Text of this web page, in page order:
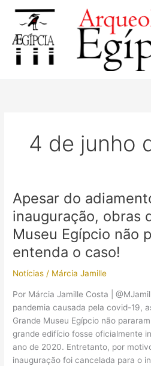
conteúdo
4 de junho
Apesar do
inauguração, obras
Museu Egípcio não
entenda o caso!
Notícias / Márcia Jamille
Por Márcia Jamille Costa |
pandemia causada pela covid-19,
Grande Museu Egípcio não
grande edifício fosse oficialmente
ano de 2020. Entretanto, por
inauguração foi cancelada para o